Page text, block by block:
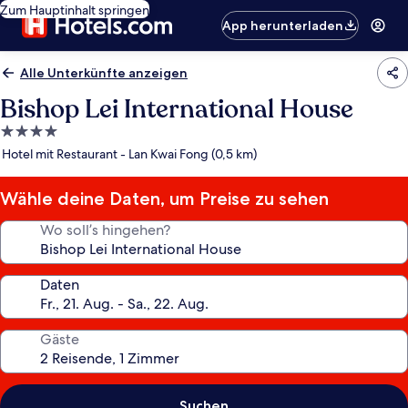
Zum Hauptinhalt springen
App herunterladen
Alle Unterkünfte anzeigen
Bishop Lei International House
4.0-
Sterne-
Hotel mit Restaurant - Lan Kwai Fong (0,5 km)
Wähle deine Daten, um Preise zu sehen
Wo soll’s hingehen?
Daten
Gäste